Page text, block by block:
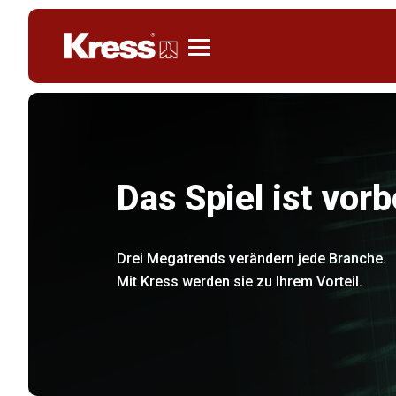
Das Spiel ist
Drei Megatrends verändern jede Branche.
Mit Kress werden sie zu Ihrem Vorteil.